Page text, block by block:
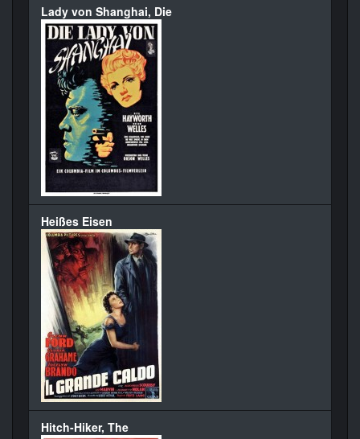
Lady von Shanghai, Die
Heißes Eisen
Hitch-Hiker, The